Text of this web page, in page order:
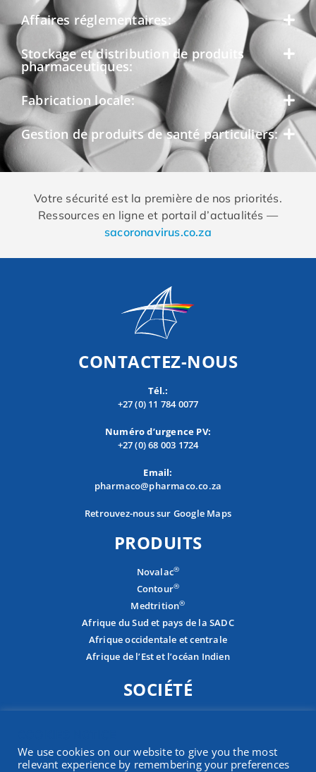
Affaires réglementaires:
Stockage et distribution de produits
pharmaceutiques:
Fabrication locale:
Gestion de produits de santé particuliers:
Votre sécurité est la première de nos priorités.
Ressources en ligne et portail d’actualités —
sacoronavirus.co.za
CONTACTEZ-NOUS
Tél.:
+27 (0) 11 784 0077
Numéro d’urgence PV:
+27 (0) 68 003 1724
Email:
pharmaco@pharmaco.co.za
Retrouvez-nous sur Google Maps
PRODUITS
Novalac®
Contour®
Medtrition®
Afrique du Sud et pays de la SADC
Afrique occidentale et centrale
Afrique de l’Est et l’océan Indien
SOCIÉTÉ
Contactez-nous
Présence
We use cookies on our website to give you the most
relevant experience by remembering your preferences